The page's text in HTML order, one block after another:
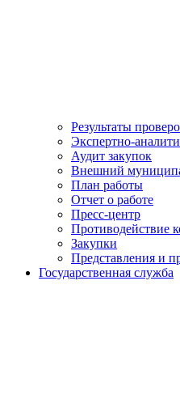
Результаты
Экспертно-
Аудит закупок
Внешний
План работы
Отчет о работе
Пресс-центр
Противодействие
Закупки
Представления и
Государственная служба